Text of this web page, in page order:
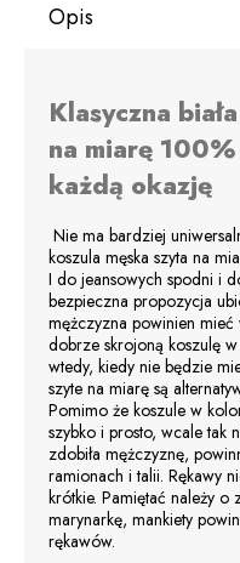
Opis
Klasyczna
na miarę 100%
każdą okazję
Nie ma bardziej
koszula męska szyta na
I do jeansowych spodni i
bezpieczna propozycja
mężczyzna powinien
dobrze skrojoną koszulę
wtedy, kiedy nie będzie
szyte na miarę są
Pomimo że koszule w
szybko i prosto, wcale tak
zdobiła mężczyznę,
ramionach i talii. Rękawy
krótkie. Pamiętać należy o
marynarkę, mankiety
rękawów.